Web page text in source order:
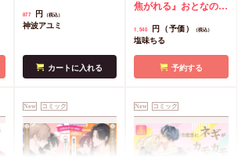
877 円 （税込）
神波アユミ
カートに入れる
焦がれる』おとなの公
典漫画ペーパー
1,540 円（予価） （税込）
塩味ちる
予約する
New コミック New コミック